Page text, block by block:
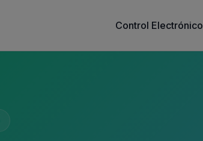
Control Electrónico